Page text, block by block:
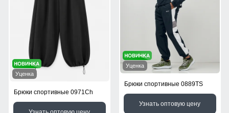
Уценка
Брюки спортивные 0971Ch
Уценка
Брюки спортивные 0889TS
Узнать оптовую цену